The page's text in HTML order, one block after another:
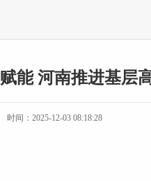
能 河南推进基层
时间：2025-12-03 08:18:28